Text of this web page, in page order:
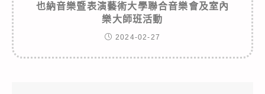
也納音樂暨表演藝術大學聯合音樂會及室內
樂大師班活動
2024-02-27